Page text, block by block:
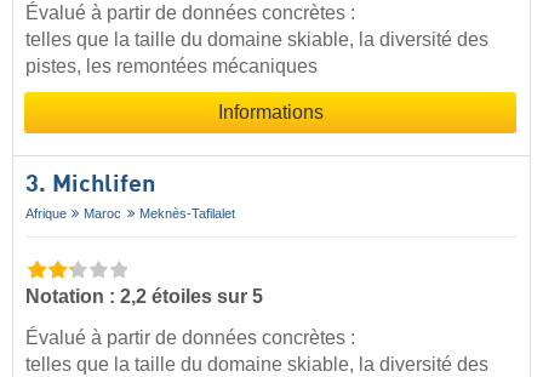
Évalué à partir de données concrètes :
telles que la taille du domaine skiable, la diversité des
pistes, les remontées mécaniques
Informations
3. Michlifen
Afrique Maroc Meknès-Tafilalet
Notation : 2,2 étoiles sur 5
Évalué à partir de données concrètes :
telles que la taille du domaine skiable, la diversité des